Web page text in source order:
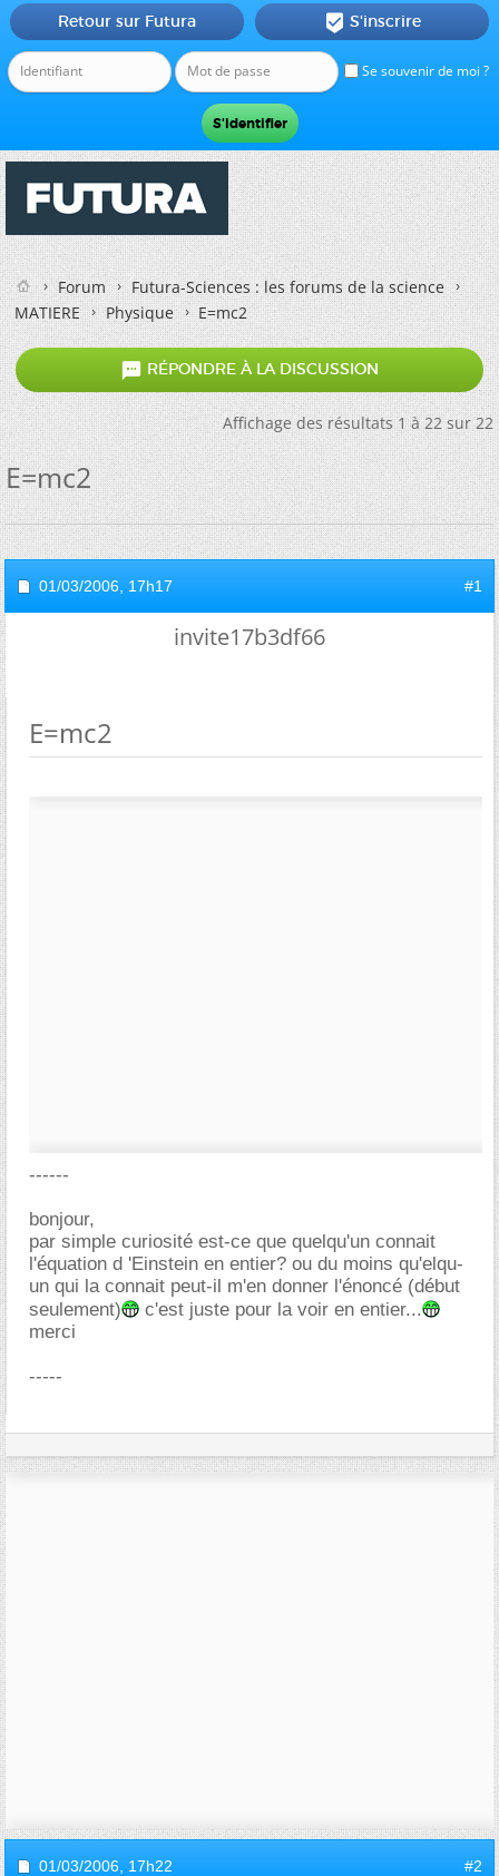
Se souvenir de moi ?
Retour sur Futura  S'inscrire
Forum
Futura-Sciences : les forums de la science
MATIERE
Physique E=mc2
 RÉPONDRE À LA DISCUSSION
Affichage des résultats 1 à 22 sur 22
E=mc2
01/03/2006, 17h17 #1
invite17b3df66
E=mc2
------
bonjour,
par simple curiosité est-ce que quelqu'un connait
l'équation d 'Einstein en entier? ou du moins qu'elqu-
un qui la connait peut-il m'en donner l'énoncé (début
seulement)
c'est juste pour la voir en entier...
merci
-----
01/03/2006, 17h22 #2